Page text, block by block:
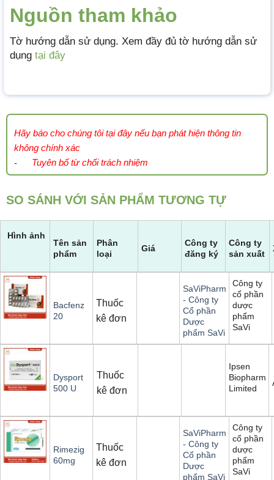
Nguồn tham khảo
Tờ hướng dẫn sử dụng. Xem đầy đủ tờ hướng dẫn sử
dụng tại đây
Hãy báo cho chúng tôi tại đây nếu bạn phát hiện thông tin
không chính xác
- Tuyên bố từ chối trách nhiệm
SO SÁNH VỚI SẢN PHẨM TƯƠNG TỰ
Hình ảnh
Tên sản
phẩm
Phân
loại
Giá
Công ty
đăng ký
Công ty
sản xuất
Bacfenz
20
Thuốc
kê đơn
SaViPharm
- Công ty
Cổ phần
Dược
phẩm SaVi
Công ty
cổ phần
dược
phẩm
SaVi
Dysport
500 U
Thuốc
kê đơn
Ipsen
Biopharm
Limited
Rimezig
60mg
Thuốc
kê đơn
SaViPharm
- Công ty
Cổ phần
Dược
phẩm SaVi
Công ty
cổ phần
dược
phẩm
SaVi